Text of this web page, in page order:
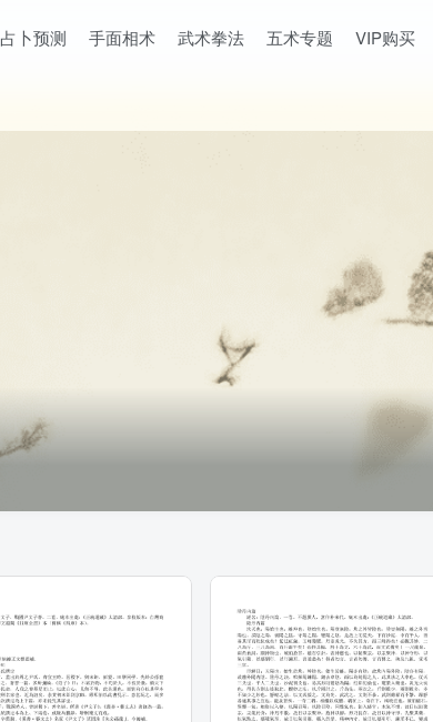
占卜预测 手面相术 武术拳法 五术专题 VIP购买